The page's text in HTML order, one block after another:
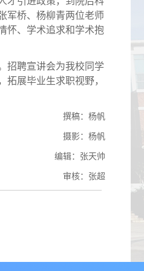
军桥、杨柳青两位老师
怀、学术追求和学术抱
招聘宣讲会为我校同学
展毕业生求职视野，
撰稿：杨帆
摄影：杨帆
编辑：张天帅
审核：张超